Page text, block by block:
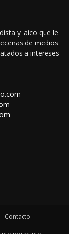
y laico que le
de medios
a intereses
Contacto